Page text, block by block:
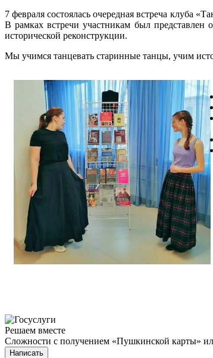
7 февраля состоялась очередная встреча клуба
В рамках встречи участникам был
исторической реконструкции.
Мы учимся танцевать старинные танцы, учим
Решаем вместе
Сложности с получением «Пушкинской карты»
Написать